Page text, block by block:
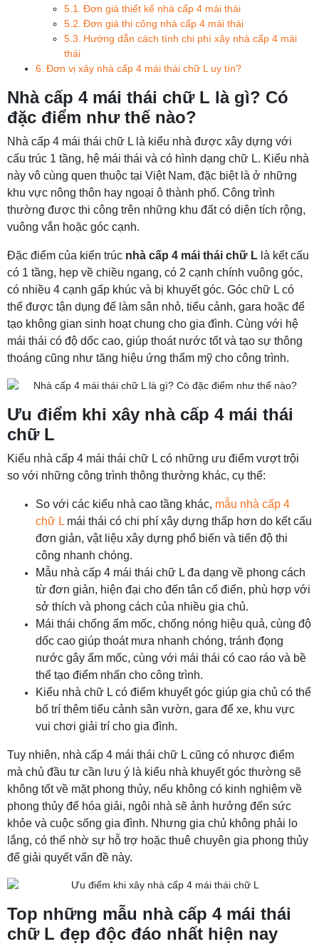
Đơn giá thiết kế nhà cấp 4 mái thái
Đơn giá thi công nhà cấp 4 mái thái
Hướng dẫn cách tính chi phí xây nhà cấp 4 mái
thái
Đơn vị xây nhà cấp 4 mái thái chữ L uy tín?
Nhà cấp 4 mái thái chữ L là gì? Có
đặc điểm như thế nào?
Nhà cấp 4 mái thái chữ L là kiểu nhà được xây dựng với
cấu trúc 1 tầng, hệ mái thái và có hình dạng chữ L. Kiểu nhà
này vô cùng quen thuộc tại Việt Nam, đặc biệt là ở những
khu vực nông thôn hay ngoại ô thành phố. Công trình
thường được thi công trên những khu đất có diện tích rộng,
vuông vắn hoặc góc cạnh.
Đặc điểm của kiến trúc nhà cấp 4 mái thái chữ L là kết cấu
có 1 tầng, hẹp về chiều ngang, có 2 cạnh chính vuông góc,
có nhiều 4 cạnh gấp khúc và bị khuyết góc. Góc chữ L có
thể được tận dụng để làm sân nhỏ, tiểu cảnh, gara hoặc để
tạo không gian sinh hoạt chung cho gia đình. Cùng với hệ
mái thái có độ dốc cao, giúp thoát nước tốt và tạo sự thông
thoáng cũng như tăng hiệu ứng thẩm mỹ cho công trình.
Ưu điểm khi xây nhà cấp 4 mái thái
chữ L
Kiểu nhà cấp 4 mái thái chữ L có những ưu điểm vượt trội
so với những công trình thông thường khác, cụ thể:
So với các kiểu nhà cao tầng khác, mẫu nhà cấp 4
chữ L mái thái có chi phí xây dựng thấp hơn do kết cấu
đơn giản, vật liệu xây dựng phổ biến và tiến độ thi
công nhanh chóng.
Mẫu nhà cấp 4 mái thái chữ L đa dạng về phong cách
từ đơn giản, hiện đại cho đến tân cổ điển, phù hợp với
sở thích và phong cách của nhiều gia chủ.
Mái thái chống ẩm mốc, chống nóng hiệu quả, cùng độ
dốc cao giúp thoát mưa nhanh chóng, tránh đọng
nước gây ẩm mốc, cùng với mái thái có cao ráo và bề
thế tạo điểm nhấn cho công trình.
Kiểu nhà chữ L có điểm khuyết góc giúp gia chủ có thể
bố trí thêm tiểu cảnh sân vườn, gara để xe, khu vực
vui chơi giải trí cho gia đình.
Tuy nhiên, nhà cấp 4 mái thái chữ L cũng có nhược điểm
mà chủ đầu tư cần lưu ý là kiểu nhà khuyết góc thường sẽ
không tốt về mặt phong thủy, nếu không có kinh nghiệm về
phong thủy để hóa giải, ngôi nhà sẽ ảnh hưởng đến sức
khỏe và cuộc sống gia đình. Nhưng gia chủ không phải lo
lắng, có thể nhờ sự hỗ trợ hoặc thuê chuyên gia phong thủy
để giải quyết vấn đề này.
Top những mẫu nhà cấp 4 mái thái
chữ L đẹp độc đáo nhất hiện nay